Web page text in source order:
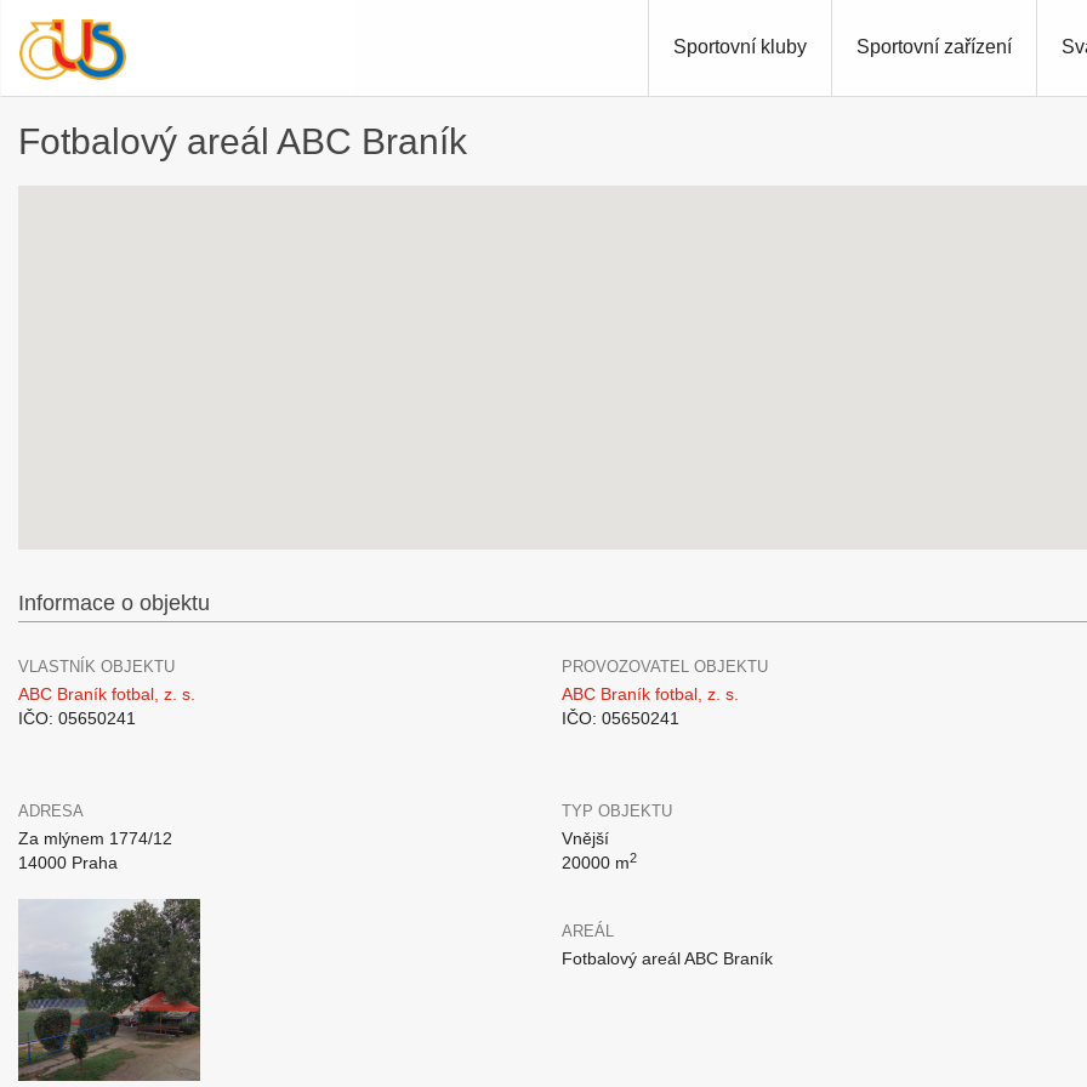
Sportovní kluby Sportovní zařízení
Fotbalový areál ABC Braník
Informace o objektu
VLASTNÍK OBJEKTU
ABC Braník fotbal, z. s.
IČO: 05650241
PROVOZOVATEL OBJEKTU
ABC Braník fotbal, z. s.
IČO: 05650241
ADRESA
Za mlýnem 1774/12
14000 Praha
TYP OBJEKTU
Vnější
20000 m2
AREÁL
Fotbalový areál ABC Braník